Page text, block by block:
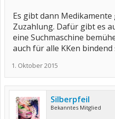
Es gibt dann Medikamente
Zuzahlung. Dafür gibt es
eine Suchmaschine
auch für alle KKen bindend
1. Oktober 2015
Silberpfeil
Bekanntes Mitglied